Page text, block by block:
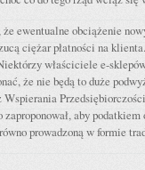
ewentualne obciążenie
ciężar płatności na
właściciele e-
że nie będą to duże
Wspierania
aby podatkiem
prowadzoną w formie